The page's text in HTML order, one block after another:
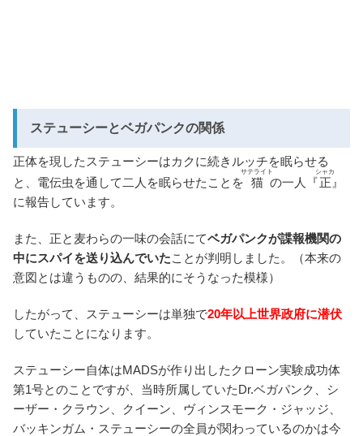
ステューシーとベガパンクの関係
正体を現したステューシーはカクに続きルッチを眠らせる
と、電伝虫を通して二人を眠らせたことを 猫
サテライト
の一人『正
シャカ
』
に報告しています。
また、正と麦わらの一味の会話にてベガパンクが諜報機関の
中にスパイを送り込んでいたことが判明しました。（本来の
意図とは違うものの、結果的にそうなった模様）
したがって、ステューシーは単独で20年以上世界政府に潜伏
していたことになります。
ステューシー自体はMADSが作り出したクローン実験成功体
第1号とのことですが、当時所属していたDr.ベガパンク、シ
ーザー・クラウン、クイーン、ヴィンスモーク・ジャッジ、
バッキンガム・ステューシーの全員が関わっているのかは今